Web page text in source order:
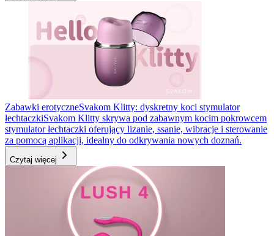
Zabawki erotyczneSvakom Klitty: dyskretny koci stymulator
łechtaczkiSvakom Klitty skrywa pod zabawnym kocim pokrowcem
stymulator łechtaczki oferujący lizanie, ssanie, wibracje i sterowanie
za pomocą aplikacji, idealny do odkrywania nowych doznań.
Czytaj więcej